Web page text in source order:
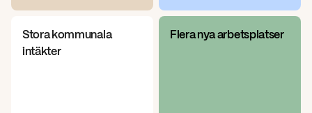
Stora kommunala
intäkter
Flera nya arbetsplatser